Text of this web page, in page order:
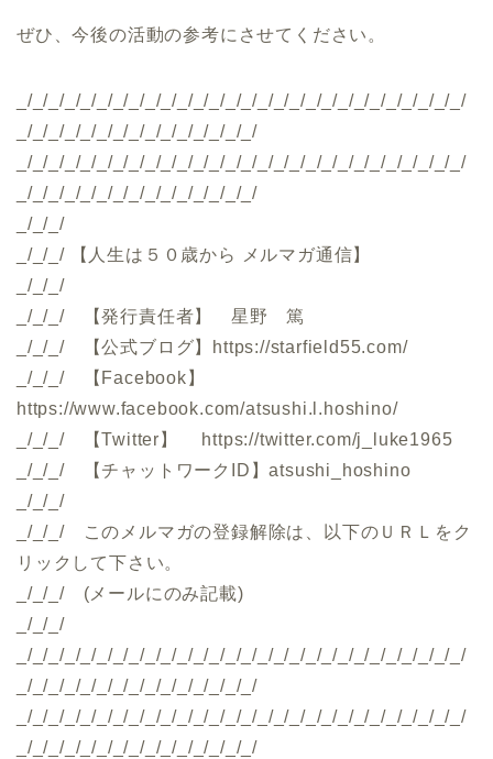
ぜひ、今後の活動の参考にさせてください。
_/_/_/_/_/_/_/_/_/_/_/_/_/_/_/_/_/_/_/_/_/_/_/_/_/_/_/_/
_/_/_/_/_/_/_/_/_/_/_/_/_/_/_/
_/_/_/_/_/_/_/_/_/_/_/_/_/_/_/_/_/_/_/_/_/_/_/_/_/_/_/_/
_/_/_/_/_/_/_/_/_/_/_/_/_/_/_/
_/_/_/
_/_/_/ 【人生は５０歳から メルマガ通信】
_/_/_/
_/_/_/ 【発行責任者】 星野 篤
_/_/_/ 【公式ブログ】https://starfield55.com/
_/_/_/ 【Facebook】
https://www.facebook.com/atsushi.l.hoshino/
_/_/_/ 【Twitter】 https://twitter.com/j_luke1965
_/_/_/ 【チャットワークID】atsushi_hoshino
_/_/_/
_/_/_/ このメルマガの登録解除は、以下のＵＲＬをク
リックして下さい。
_/_/_/ (メールにのみ記載)
_/_/_/
_/_/_/_/_/_/_/_/_/_/_/_/_/_/_/_/_/_/_/_/_/_/_/_/_/_/_/_/
_/_/_/_/_/_/_/_/_/_/_/_/_/_/_/
_/_/_/_/_/_/_/_/_/_/_/_/_/_/_/_/_/_/_/_/_/_/_/_/_/_/_/_/
_/_/_/_/_/_/_/_/_/_/_/_/_/_/_/